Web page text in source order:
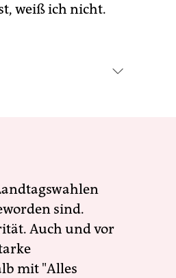
weiß ich nicht.
sind.
Auch und vor
mit "Alles